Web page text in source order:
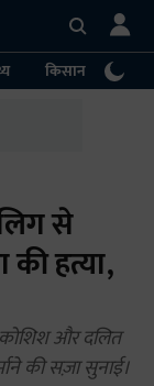
किसान
से
हत्या,
और दलित
की सज़ा सुनाई।